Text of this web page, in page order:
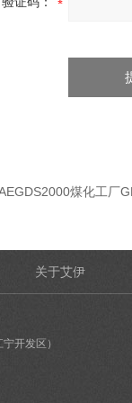
煤化工厂
关于艾伊
开发区）